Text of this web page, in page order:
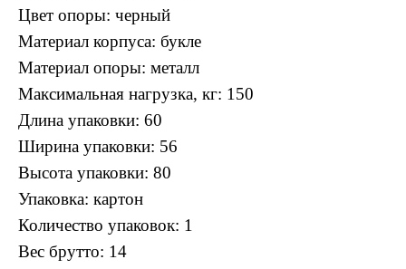
Цвет опоры: черный
Материал корпуса: букле
Материал опоры: металл
Максимальная нагрузка, кг: 150
Длина упаковки: 60
Ширина упаковки: 56
Высота упаковки: 80
Упаковка: картон
Количество упаковок: 1
Вес брутто: 14